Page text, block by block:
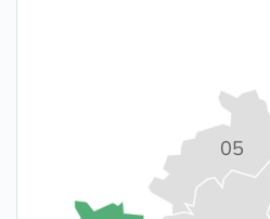
05